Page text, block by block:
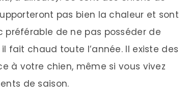
pas bien la chaleur et sont
préférable de ne pas posséder de
fait chaud toute l’année. Il existe des
à votre chien, même si vous vivez
de saison.